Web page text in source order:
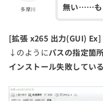
多摩川
無い……
[拡張 x265 出力(GUI) Ex]
↓のようにパスの指定箇
インストール失敗してい